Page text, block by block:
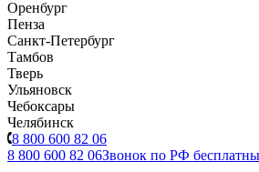
Оренбург
Пенза
Санкт-Петербург
Тамбов
Тверь
Ульяновск
Чебоксары
Челябинск
8 800 600 82 06
8 800 600 82 06Звонок по РФ